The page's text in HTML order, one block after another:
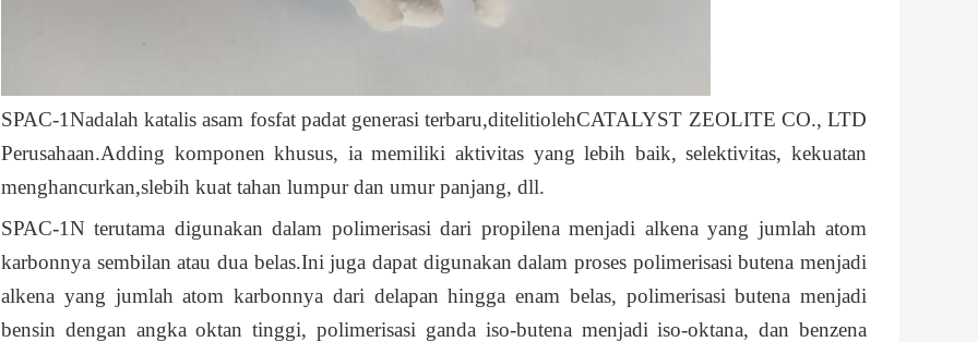
SPAC-1Nadalah katalis asam fosfat padat generasi terbaru,ditelitiolehCATALYST ZEOLITE CO., LTD
Perusahaan.Adding komponen khusus, ia memiliki aktivitas yang lebih baik, selektivitas, kekuatan
menghancurkan,slebih kuat tahan lumpur dan umur panjang, dll.
SPAC-1N terutama digunakan dalam polimerisasi dari propilena menjadi alkena yang jumlah atom
karbonnya sembilan atau dua belas.Ini juga dapat digunakan dalam proses polimerisasi butena menjadi
alkena yang jumlah atom karbonnya dari delapan hingga enam belas, polimerisasi butena menjadi
bensin dengan angka oktan tinggi, polimerisasi ganda iso-butena menjadi iso-oktana, dan benzena